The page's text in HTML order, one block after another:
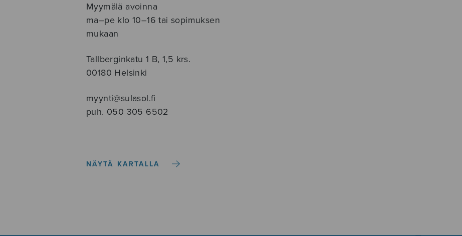
Myymälä avoinna
ma–pe klo 10–16 tai sopimuksen
mukaan
Tallberginkatu 1 B, 1,5 krs.
00180 Helsinki
myynti@sulasol.fi
puh. 050 305 6502
NÄYTÄ KARTALLA